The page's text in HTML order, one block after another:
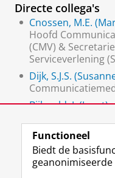
Directe collega's
Cnossen, M.E.
Hoofd
(CMV) &
Serviceverlening
Dijk, S.J.S.
Bijleveld, J. (Janet)
Functioneel
Biedt de
geanonimiseerde